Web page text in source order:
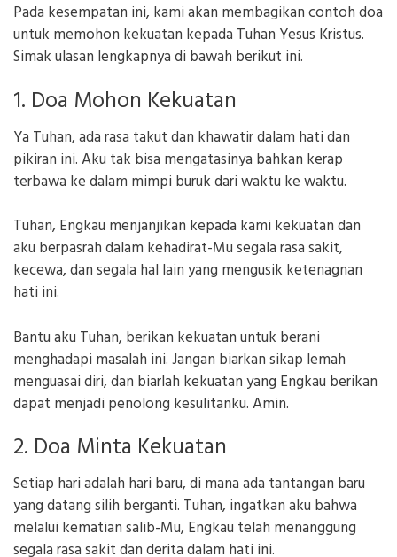
Pada kesempatan ini, kami akan membagikan contoh doa
untuk memohon kekuatan kepada Tuhan Yesus Kristus.
Simak ulasan lengkapnya di bawah berikut ini.
1. Doa Mohon Kekuatan
Ya Tuhan, ada rasa takut dan khawatir dalam hati dan
pikiran ini. Aku tak bisa mengatasinya bahkan kerap
terbawa ke dalam mimpi buruk dari waktu ke waktu.
Tuhan, Engkau menjanjikan kepada kami kekuatan dan
aku berpasrah dalam kehadirat-Mu segala rasa sakit,
kecewa, dan segala hal lain yang mengusik ketenagnan
hati ini.
Bantu aku Tuhan, berikan kekuatan untuk berani
menghadapi masalah ini. Jangan biarkan sikap lemah
menguasai diri, dan biarlah kekuatan yang Engkau berikan
dapat menjadi penolong kesulitanku. Amin.
2. Doa Minta Kekuatan
Setiap hari adalah hari baru, di mana ada tantangan baru
yang datang silih berganti. Tuhan, ingatkan aku bahwa
melalui kematian salib-Mu, Engkau telah menanggung
segala rasa sakit dan derita dalam hati ini.